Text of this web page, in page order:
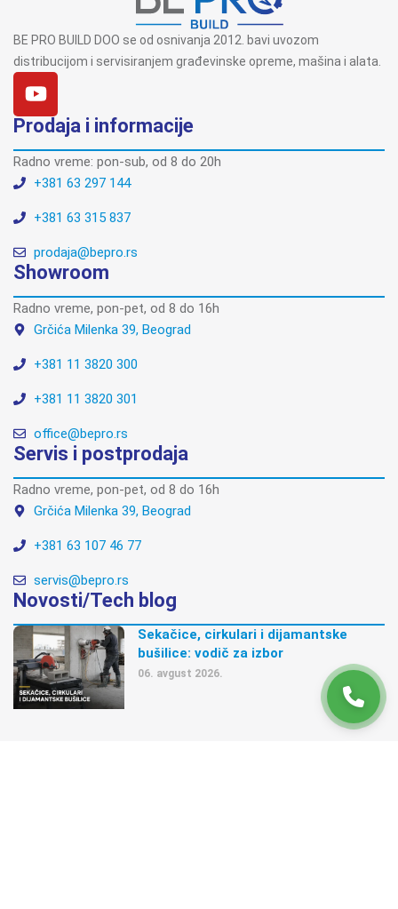
BE PRO BUILD DOO se od osnivanja 2012. bavi uvozom
distribucijom i servisiranjem građevinske opreme, mašina i alata.
Prodaja i informacije
Radno vreme: pon-sub, od 8 do 20h
+381 63 297 144
+381 63 315 837
prodaja@bepro.rs
Showroom
Radno vreme, pon-pet, od 8 do 16h
Grčića Milenka 39, Beograd
+381 11 3820 300
+381 11 3820 301
office@bepro.rs
Servis i postprodaja
Radno vreme, pon-pet, od 8 do 16h
Grčića Milenka 39, Beograd
+381 63 107 46 77
servis@bepro.rs
Novosti/Tech blog
Sekačice, cirkulari i dijamantske
bušilice: vodič za izbor
06. avgust 2026.